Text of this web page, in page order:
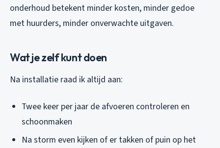
onderhoud betekent minder kosten, minder gedoe
met huurders, minder onverwachte uitgaven.
Wat je zelf kunt doen
Na installatie raad ik altijd aan:
Twee keer per jaar de afvoeren controleren en
schoonmaken
Na storm even kijken of er takken of puin op het